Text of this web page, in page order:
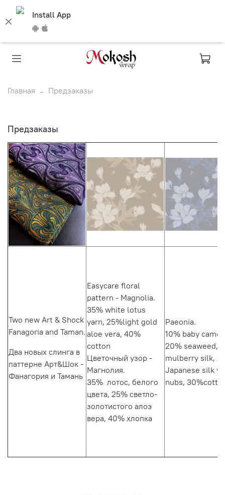
Install App
Главная Предзаказы
Предзаказы
Two new Art & Shock
Fanagoria and Taman.
Два новых слинга в
паттерне Арт&Шок -
Фанагория и Тамань
Easycare floral
pattern - Magnolia.
35% white lotus
yarn, 25%light gold
aloe vera, 40%
cotton
Цветочный узор -
Магнолия.
35% лотос, белого
цвета, 25% светло-
золотистого алоэ
вера, 40% хлопка
Paeonia.
10% baby
20% seaweed,
mulberry silk,
Japanese silk
nubs,